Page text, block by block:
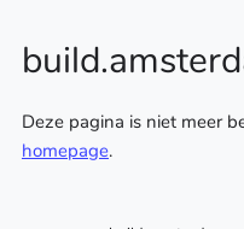
Deze pagina is niet meer
homepage.